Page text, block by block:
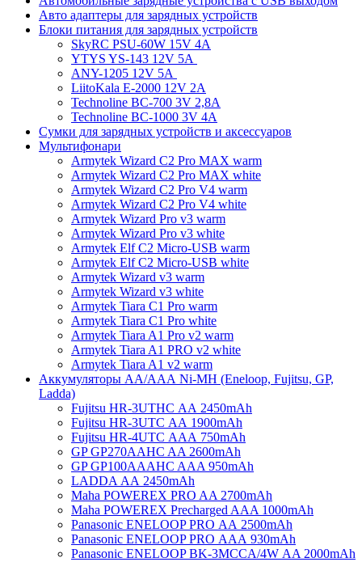
Авто адаптеры для зарядных устройств
Блоки питания для зарядных устройств
SkyRC PSU-60W 15V 4A
YTYS YS-143 12V 5A
ANY-1205 12V 5A
LiitoKala E-2000 12V 2A
Technoline BC-700 3V 2,8A
Technoline BC-1000 3V 4A
Сумки для зарядных устройств и аксессуаров
Мультифонари
Armytek Wizard C2 Pro MAX warm
Armytek Wizard C2 Pro MAX white
Armytek Wizard C2 Pro V4 warm
Armytek Wizard C2 Pro V4 white
Armytek Wizard Pro v3 warm
Armytek Wizard Pro v3 white
Armytek Elf C2 Micro-USB warm
Armytek Elf C2 Micro-USB white
Armytek Wizard v3 warm
Armytek Wizard v3 white
Armytek Tiara C1 Pro warm
Armytek Tiara C1 Pro white
Armytek Tiara A1 Pro v2 warm
Armytek Tiara A1 PRO v2 white
Armytek Tiara A1 v2 warm
Аккумуляторы АА/ААА Ni-MH (Eneloop, Fujitsu, GP,
Ladda)
Fujitsu HR-3UTHC АА 2450mAh
Fujitsu HR-3UTC АА 1900mAh
Fujitsu HR-4UTC АAА 750mAh
GP GP270AAHC AA 2600mAh
GP GP100AAAHC AAA 950mAh
LADDA АА 2450mAh
Maha POWEREX PRO AA 2700mAh
Maha POWEREX Precharged AAA 1000mAh
Panasonic ENELOOP PRO АА 2500mAh
Panasonic ENELOOP PRO АAА 930mAh
Panasonic ENELOOP BK-3MCCA/4W АA 2000mAh